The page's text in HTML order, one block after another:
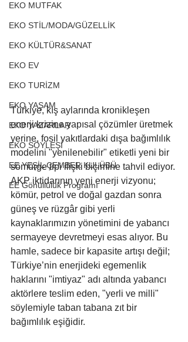
EKO MUTFAK
EKO STİL/MODA/GÜZELLİK
EKO KÜLTÜR&SANAT
EKO EV
EKO TURİZM
EKO YAŞAM
EKO YAZARLAR
EKO SÖYLEŞİ
EE YEŞİL ÇEMBER KULÜBÜ
EE Gönüllülük Programı
Türkiye, kış aylarında kronikleşen
enerji krizine yapısal çözümler üretmek
yerine, fosil yakıtlardaki dışa bağımlılık
modelini "yenilenebilir" etiketli yeni bir
sömürge tipi ilişki biçimine tahvil ediyor.
AKP iktidarının yeni enerji vizyonu;
kömür, petrol ve doğal gazdan sonra
güneş ve rüzgâr gibi yerli
kaynaklarımızın yönetimini de yabancı
sermayeye devretmeyi esas alıyor. Bu
hamle, sadece bir kapasite artışı değil;
Türkiye’nin enerjideki egemenlik
haklarını "imtiyaz" adı altında yabancı
aktörlere teslim eden, "yerli ve milli"
söylemiyle taban tabana zıt bir
bağımlılık eşiğidir.